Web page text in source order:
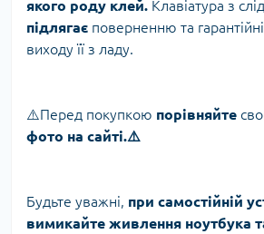
якого роду клей. Клавіатура з
підлягає поверненню та
виходу її з ладу.
⚠️Перед покупкою порівняйте
фото на сайті.⚠️
Будьте уважні, при самостійній
вимикайте живлення ноутбука